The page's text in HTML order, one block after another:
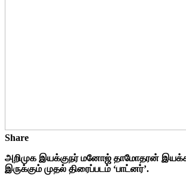
Share
அறிமுக இயக்குநர் மனோஜ் தாமோதரன்
இருக்கும் முதல் திரைப்படம் ‘பாட்னர்’.